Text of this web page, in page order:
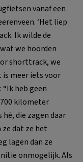
vanaf een
‘Het liep
Ik wilde de
we hoorden
shorttrack, we
meer iets voor
heb geen
kilometer
die zagen daar
dat ze het
lagen dan ze
onmogelijk. Als